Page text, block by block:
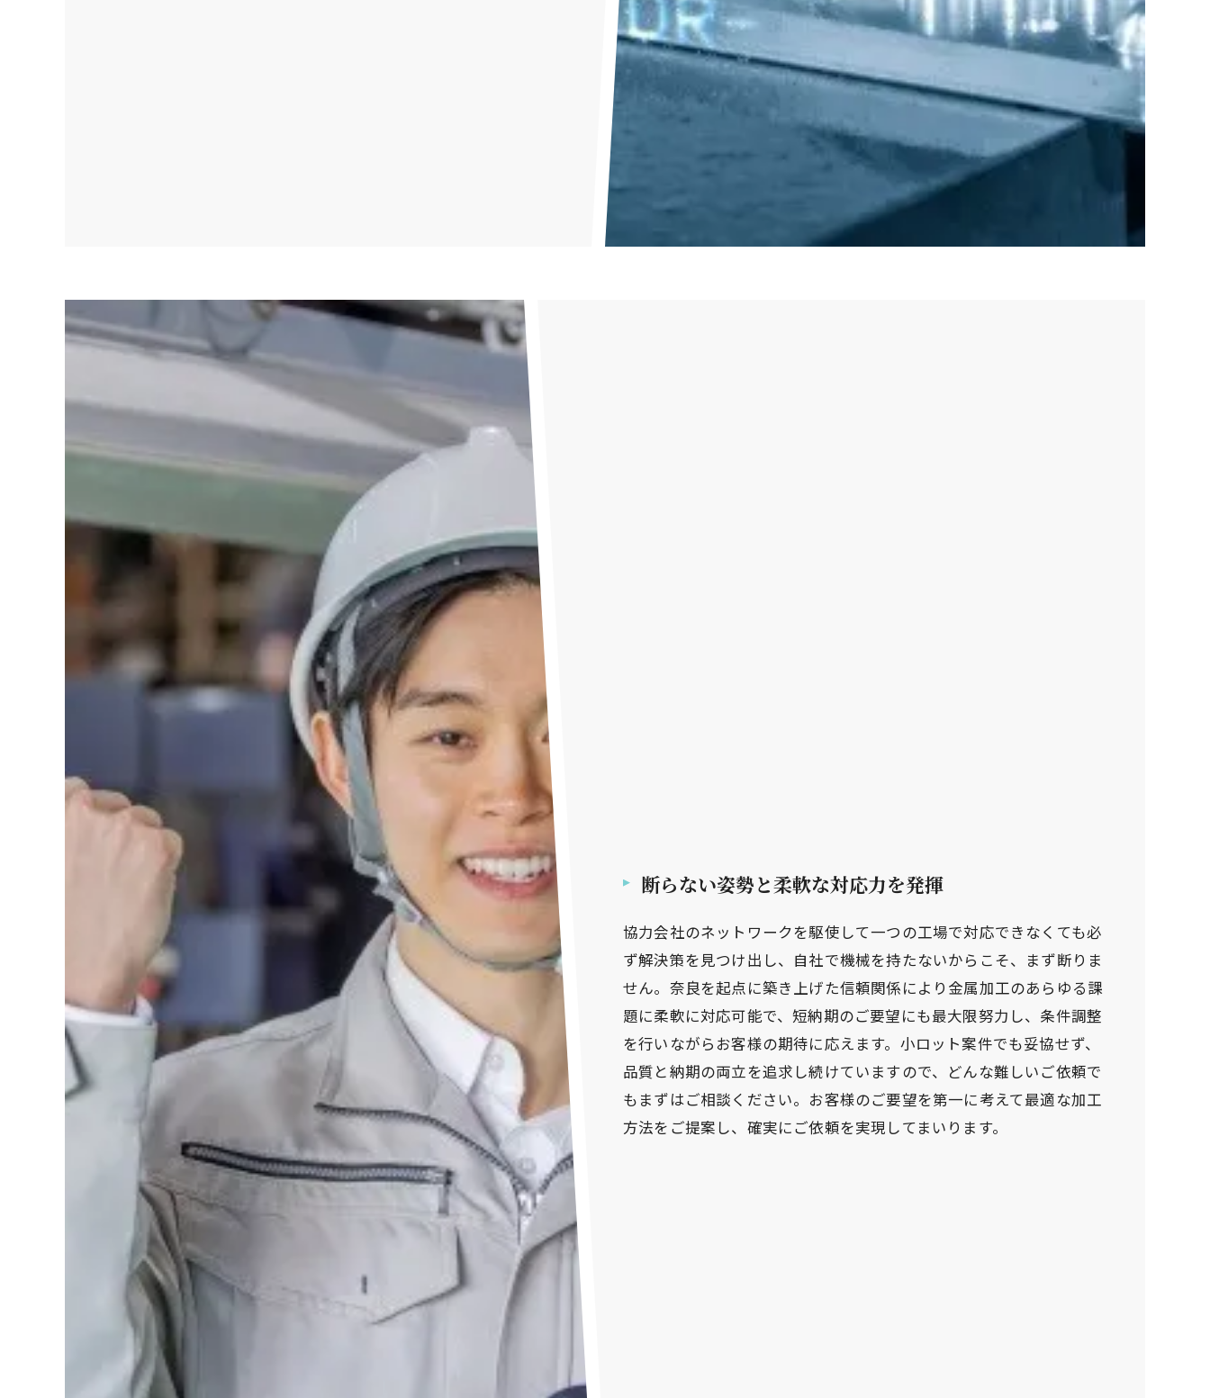
断らない姿勢と柔軟な対応力を発揮
協力会社のネットワークを駆使して一つの工場で対応できなくても必
ず解決策を見つけ出し、自社で機械を持たないからこそ、まず断りま
せん。奈良を起点に築き上げた信頼関係により金属加工のあらゆる課
題に柔軟に対応可能で、短納期のご要望にも最大限努力し、条件調整
を行いながらお客様の期待に応えます。小ロット案件でも妥協せず、
品質と納期の両立を追求し続けていますので、どんな難しいご依頼で
もまずはご相談ください。お客様のご要望を第一に考えて最適な加工
方法をご提案し、確実にご依頼を実現してまいります。